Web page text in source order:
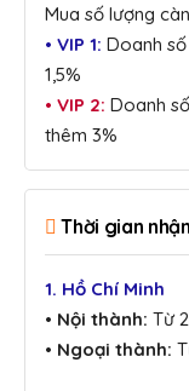
Mua số lượng
• VIP 1: Doanh
1,5%
• VIP 2: Doanh
thêm 3%
Thời gian
1. Hồ Chí Minh
• Nội thành: Từ
• Ngoại thành: